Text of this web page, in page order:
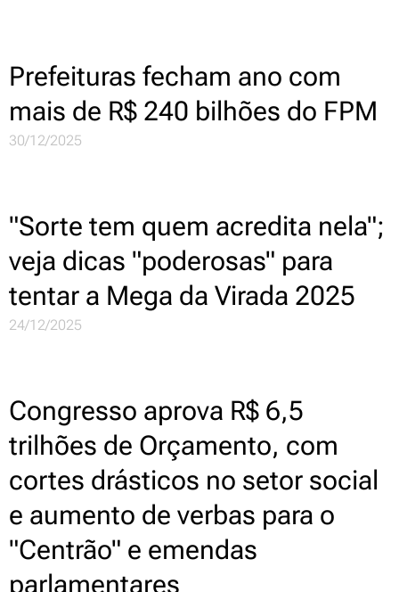
Prefeituras fecham ano com
mais de R$ 240 bilhões do FPM
30/12/2025
"Sorte tem quem acredita nela";
veja dicas "poderosas" para
tentar a Mega da Virada 2025
24/12/2025
Congresso aprova R$ 6,5
trilhões de Orçamento, com
cortes drásticos no setor social
e aumento de verbas para o
"Centrão" e emendas
parlamentares